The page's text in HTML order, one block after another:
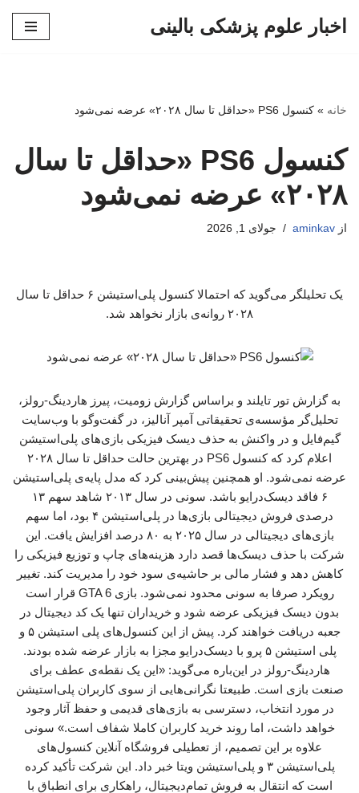
اخبار علوم پزشکی بالینی
خانه » کنسول PS6 «حداقل تا سال ۲۰۲۸» عرضه نمی‌شود
کنسول PS6 «حداقل تا سال
۲۰۲۸» عرضه نمی‌شود
از aminkav جولای 1, 2026
یک تحلیلگر می‌گوید که احتمالا کنسول پلی‌استیشن ۶ حداقل تا سال
۲۰۲۸ روانه‌ی بازار نخواهد شد.
به گزارش تور تایلند و براساس گزارش زومیت، پیرز هاردینگ-رولز،
تحلیل‌گر مؤسسه‌ی تحقیقاتی آمپر آنالیز، در گفت‌وگو با وب‌سایت
گیم‌فایل و در واکنش به حذف دیسک فیزیکی بازی‌های پلی‌استیشن
اعلام کرد که کنسول PS6 در بهترین حالت حداقل تا سال ۲۰۲۸
عرضه نمی‌شود. او همچنین پیش‌بینی کرد که مدل پایه‌ی پلی‌استیشن
۶ فاقد دیسک‌درایو باشد. سونی در سال ۲۰۱۳ شاهد سهم ۱۳
درصدی فروش دیجیتالی بازی‌ها در پلی‌استیشن ۴ بود، اما سهم
بازی‌های دیجیتالی در سال ۲۰۲۵ به ۸۰ درصد افزایش یافت. این
شرکت با حذف دیسک‌ها قصد دارد هزینه‌های چاپ و توزیع فیزیکی را
کاهش دهد و فشار مالی بر حاشیه‌ی سود خود را مدیریت کند. تغییر
رویکرد صرفا به سونی محدود نمی‌شود. بازی GTA 6 قرار است
بدون دیسک فیزیکی عرضه شود و خریداران تنها یک کد دیجیتال در
جعبه دریافت خواهند کرد. پیش از این کنسول‌های پلی‌ استیشن ۵ و
پلی‌ استیشن ۵ پرو با دیسک‌درایو مجزا به بازار عرضه شده بودند.
هاردینگ-رولز در این‌باره می‌گوید: «این یک نقطه‌ی عطف برای
صنعت بازی است. طبیعتا نگرانی‌هایی از سوی کاربران پلی‌استیشن
در مورد انتخاب، دسترسی به بازی‌های قدیمی و حفظ آثار وجود
خواهد داشت، اما روند خرید کاربران کاملا شفاف است.» سونی
علاوه بر این تصمیم، از تعطیلی فروشگاه‌ آنلاین کنسول‌های
پلی‌استیشن ۳ و پلی‌استیشن ویتا خبر داد. این شرکت تأکید کرده
است که انتقال به فروش تمام‌دیجیتال، راهکاری برای انطباق با